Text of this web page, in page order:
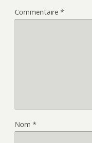
Commentaire *
Nom *